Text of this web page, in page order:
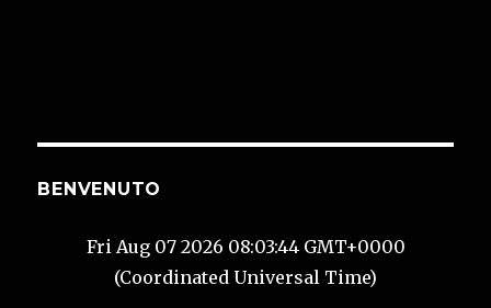
BENVENUTO
Fri Aug 07 2026 08:03:45 GMT+0000
(Coordinated Universal Time)